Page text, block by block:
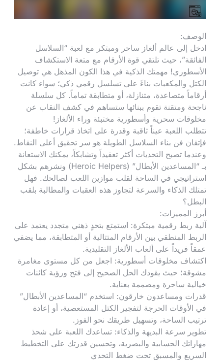
الوصف:
ادخل إلى عالم ألغاز ساحر ومبتكر مع لعبة “السلاسل
الفائقة”، حيث تلتقي قوة الأرقام مع متعة الاستكشاف
الأسطوري! مهمتك الذكية في هذا الكون المذهل هي توصيل
الكتل والمكعبات بناءً على تسلسل رقمي ذكي؛ سواء كانت
أرقاماً متصاعدة، متنازلة، أو متطابقة تماماً. كل سلسلة
ناجحة ومتقنة تقوم ببنائها ستساهم في كشف النقاب عن
مخلوقات سحرية وأسطورية مختبئة وراء الألغاز!
تتطلب اللعبة عيناً ثاقبة وقدرة على اتخاذ قرارات خاطفة؛
فإتقان فن بناء السلاسل الطويلة هو سر تحقيق أعلى النقاط.
وعندما تصبح التحديات أكثر تعقيداً وتشابكاً، يمكنك الاستعانة
بـ “المساعدين الأبطال” (Heroic Helpers) ونشرهم بشكل
استراتيجي في الساحة لقلب موازين اللعب لصالحك. فهل
تمتلك الذكاء والسرعة لتجاوز هذه العقبات والمطالبة بلقب
البطل؟
أبرز المميزات:
آلية ربط رقمية مبتكرة: استمتع بتحدٍ ذهني متجدد يعتمد على
الربط المنطقي بين الأرقام المتتالية أو المتطابقة، مما يضفي
عمقاً فريداً على ألعاب الألغاز التقليدية.
اكتشاف مخلوقات أسطورية: اجعل من كل مستوى مغامرة
مشوقة؛ حيث يقودك الحل الصحيح إلى فتح ورؤية كائنات
خيالية ساحرة ومصممة بعناية.
قدرات ومساعدون خارقون: استخدم “المساعدين الأبطال”
في الأوقات الحرجة لتفجير الكتل المستعصية، أو إعادة
ترتيب الساحة، وتسهيل طريقك نحو الفوز.
تطوير سرعة البديهة والذكاء: تساعدك اللعبة على شحذ
مهاراتك الحسابية والبصرية، وتحسين قدرتك على التخطيط
السريع والمسبق تحت ضغط التحدي